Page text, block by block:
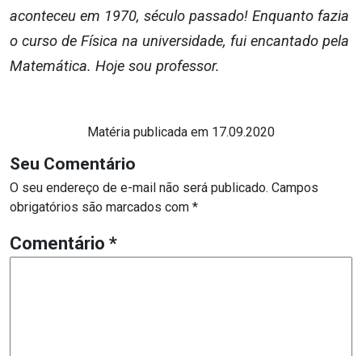
aconteceu em 1970, século passado! Enquanto fazia
o curso de Física na universidade, fui encantado pela
Matemática. Hoje sou professor.
Matéria publicada em 17.09.2020
Seu Comentário
O seu endereço de e-mail não será publicado. Campos
obrigatórios são marcados com *
Comentário *